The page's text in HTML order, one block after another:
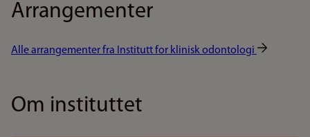
Arrangementer
Alle arrangementer fra Institutt for klinisk odontologi
Om instituttet